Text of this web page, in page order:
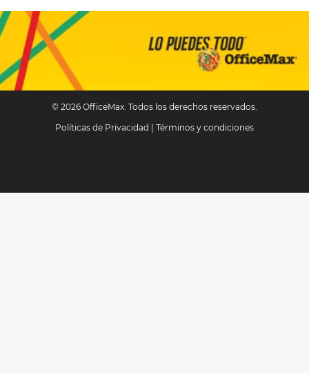
© 2026 OfficeMax. Todos los derechos reservados.
Políticas de Privacidad
Términos y condiciones